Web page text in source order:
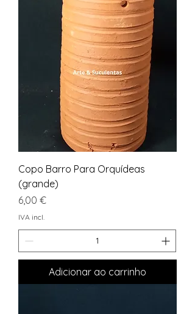
Copo Barro Para Orquídeas
(grande)
Preço
6,00 €
IVA incl.
Adicionar ao carrinho